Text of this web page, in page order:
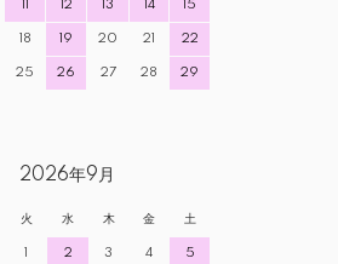
11 12 13 14 15
18 19 20 21 22
25 26 27 28 29
2026年9月
火 水 木 金 土
1 2 3 4 5